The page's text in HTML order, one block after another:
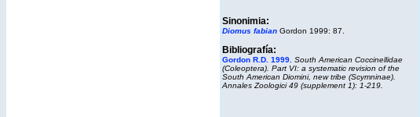
Sinonimia:
Diomus fabian Gordon 1999: 87.
Bibliografía:
Gordon R.D. 1999. South American Coccinellidae
(Coleoptera). Part VI: a systematic revision of the
South American Diomini, new tribe (Scymninae).
Annales Zoologici 49 (supplement 1): 1-219.